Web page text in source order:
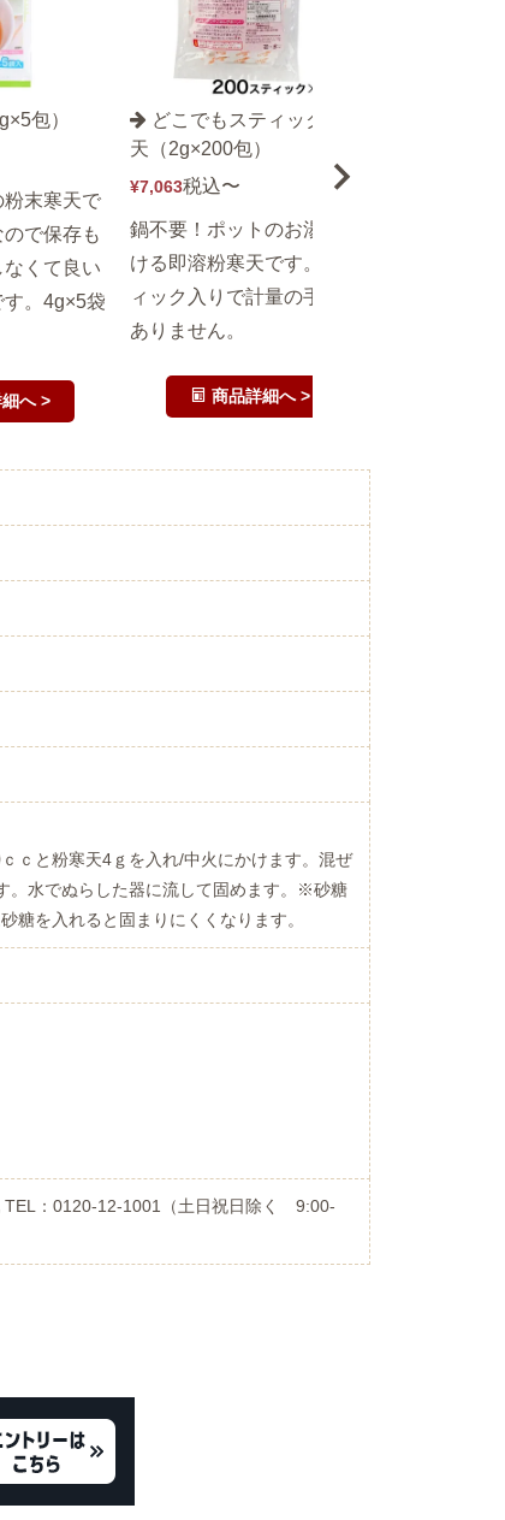
包）
末寒天で
で保存も
くて良い
。4g×5袋
へ >
どこでもスティック粉寒
天（2g×200包）
¥7,063税込〜
鍋不要！ポットのお湯で溶
ける即溶粉寒天です。ステ
ィック入りで計量の手間が
ありません。
商品詳細へ >
ｃと粉寒天4ｇを入れ/中火にかけます。混ぜ
。水でぬらした器に流して固めます。※砂糖
糖を入れると固まりにくくなります。
：0120-12-1001（土日祝日除く 9:00-